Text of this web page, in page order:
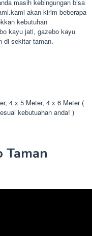
masih kebingungan bisa
akan kirim beberapa
kebutuhan
kayu jati, gazebo kayu
di sekitar taman.
4 x 5 Meter, 4 x 6 Meter (
kebutuahan anda! )
Taman